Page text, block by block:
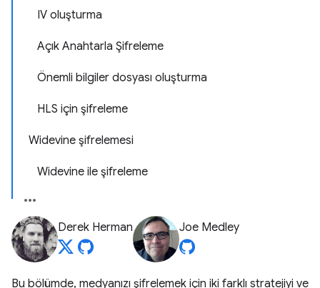
IV oluşturma
Açık Anahtarla Şifreleme
Önemli bilgiler dosyası oluşturma
HLS için şifreleme
Widevine şifrelemesi
Widevine ile şifreleme
Derek Herman Joe Medley
Bu bölümde, medyanızı şifrelemek için iki farklı stratejiyi ve